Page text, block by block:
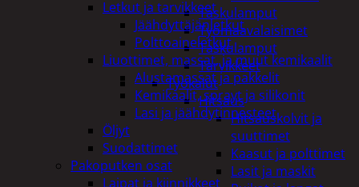
Taskulamput
Työmaavalaisimet
Taskulamput
Tarvikkeet
Työkalut
Hitsaus
Hitsauskolvit ja
suuttimet
Kaasut ja polttimet
Lasit ja maskit
Letkut ja tarvikkeet
Jäähdyttäjänletkut
Polttoaineletkut
Liuottimet, massat, ja muut kemikaalit
Alustamassat ja pakkelit
Kemikaalit, sprayt ja silikonit
Lasi ja jäähdytinnesteet
Öljyt
Suodattimet
Pakoputken osat
Laipat ja kiinnikkeet